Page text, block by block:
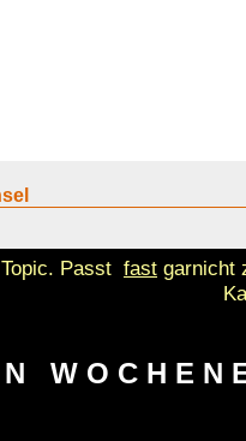
Passt fast garnicht
N W O C H E